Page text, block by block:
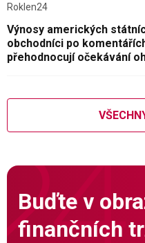
Roklen24
Výnosy amerických
obchodníci po
přehodnocují očekávání
Buďte v
finančních